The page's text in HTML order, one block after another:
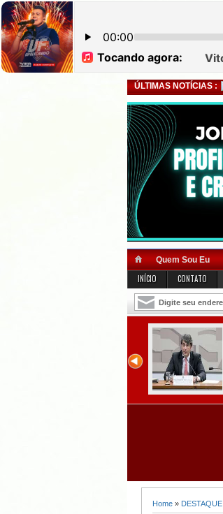
ÚLTIMAS NOTÍCIAS :
Quem Sou Eu
INÍCIO CONTATO
história e consolida
Home » DESTAQUE